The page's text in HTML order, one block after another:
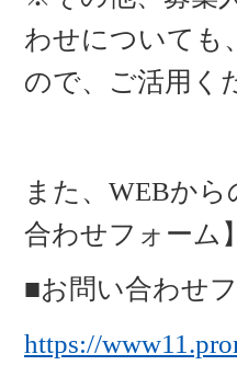
わせについても
ので、ご活用く
また、WEBか
合わせフォーム
■お問い合わせ
https://